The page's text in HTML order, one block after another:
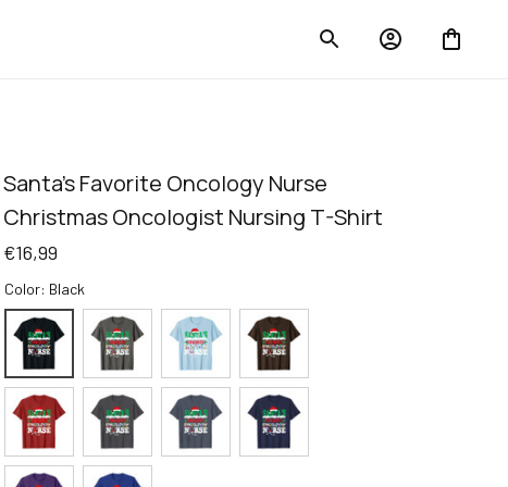
Santa's Favorite Oncology Nurse
Christmas Oncologist Nursing T-Shirt
€16,99
Color: Black